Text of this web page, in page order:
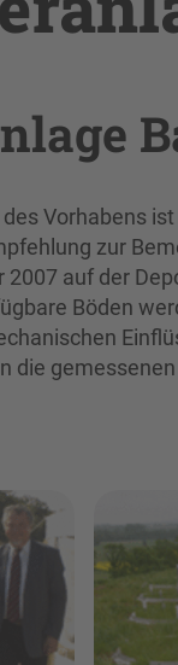
Vorhabens
zur
2007 auf der
Böden
die